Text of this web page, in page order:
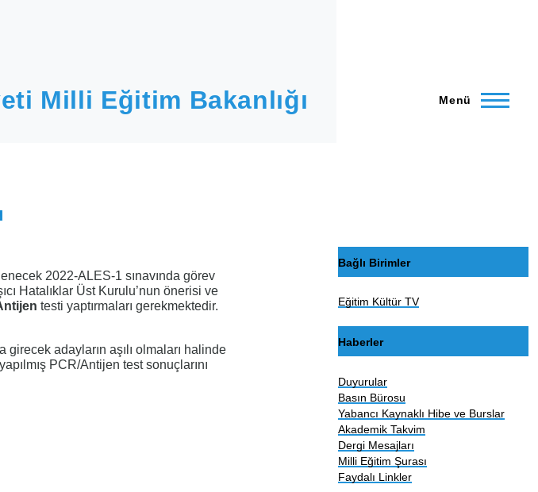
Milli Eğitim Bakanlığı Menü
2022-ALES-1 sınavında görev
Hatalıklar Üst Kurulu’nun önerisi ve
testi yaptırmaları gerekmektedir.
adayların aşılı olmaları halinde
PCR/Antijen test sonuçlarını
Bağlı Birimler
Eğitim Kültür TV
Haberler
Duyurular
Basın Bürosu
Yabancı Kaynaklı Hibe ve Burslar
Akademik Takvim
Dergi Mesajları
Milli Eğitim Şurası
Faydalı Linkler